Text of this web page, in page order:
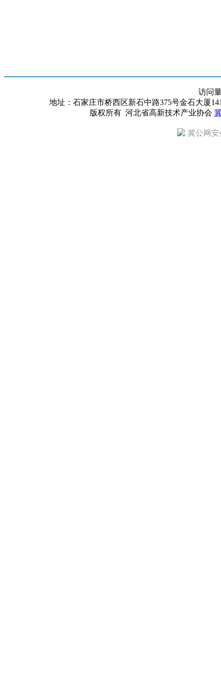
访问
地址：石家庄市桥西区新石中路375号金石大厦
版权所有 河北省高新技术产业协会
冀公网安